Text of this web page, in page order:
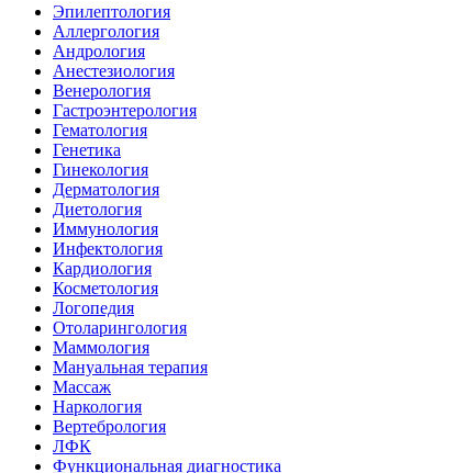
Эпилептология
Аллергология
Андрология
Анестезиология
Венерология
Гастроэнтерология
Гематология
Генетика
Гинекология
Дерматология
Диетология
Иммунология
Инфектология
Кардиология
Косметология
Логопедия
Отоларингология
Маммология
Мануальная терапия
Массаж
Наркология
Вертебрология
ЛФК
Функциональная диагностика